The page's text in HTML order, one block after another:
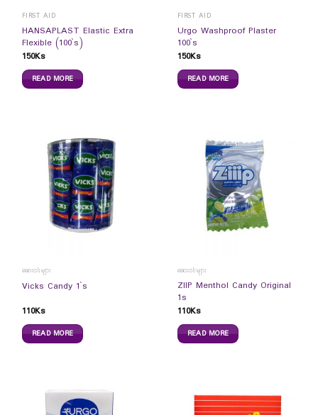
FIRST AID
HANSAPLAST Elastic Extra
Flexible (100`s)
150Ks
READ MORE
FIRST AID
Urgo Washproof Plaster
100`s
150Ks
READ MORE
ဆေးဝါးများ
Vicks Candy 1`s
110Ks
READ MORE
ဆေးဝါးများ
ZIIP Menthol Candy Original
1s
110Ks
READ MORE